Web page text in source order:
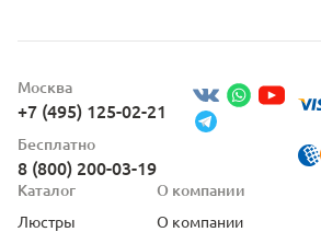
Москва
+7 (495) 125-02-21
Бесплатно
8 (800) 200-03-19
Каталог
Люстры
О компании
О компании